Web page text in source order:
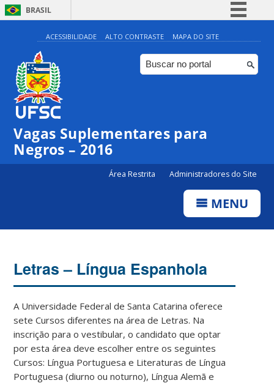
BRASIL
Simplifique!
Comunica BR
Participe
Canais
ACESSIBILIDADE ALTO CONTRASTE MAPA DO SITE
Vagas Suplementares para
Negros – 2016
Área Restrita Administradores do Site
MENU
Letras – Língua Espanhola
A Universidade Federal de Santa Catarina oferece
sete Cursos diferentes na área de Letras. Na
inscrição para o vestibular, o candidato que optar
por esta área deve escolher entre os seguintes
Cursos: Língua Portuguesa e Literaturas de Língua
Portuguesa (diurno ou noturno), Língua Alemã e